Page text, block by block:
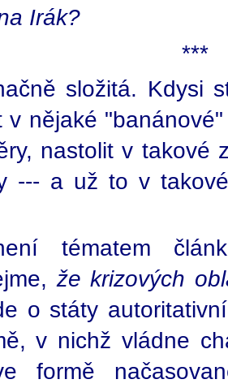
Irák?
***
složitá. Kdysi
v nějaké
nastolit v takové
--- a už to v
tématem
že krizových
o státy
v nichž vládne
formě